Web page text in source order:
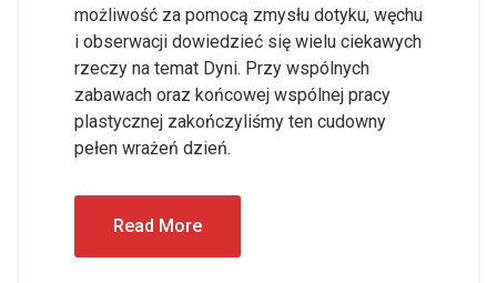
możliwość za pomocą zmysłu dotyku, węchu
i obserwacji dowiedzieć się wielu ciekawych
rzeczy na temat Dyni. Przy wspólnych
zabawach oraz końcowej wspólnej pracy
plastycznej zakończyliśmy ten cudowny
pełen wrażeń dzień.
Read More